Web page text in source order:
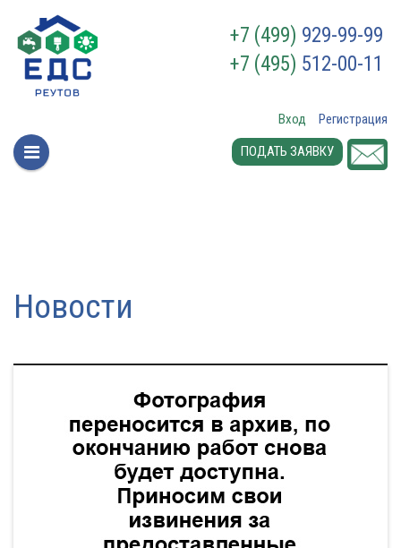
+7 (499) 929-99-99
+7 (495) 512-00-11
Вход
Регистрация
ПОДАТЬ ЗАЯВКУ
Новости